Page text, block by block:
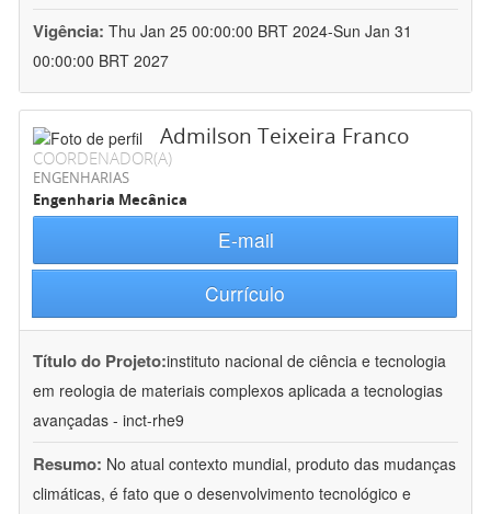
Vigência: Thu Jan 25 00:00:00 BRT 2024-Sun Jan 31
00:00:00 BRT 2027
Admilson Teixeira Franco
COORDENADOR(A)
ENGENHARIAS
Engenharia Mecânica
E-mail
Currículo
Título do Projeto:instituto nacional de ciência e tecnologia
em reologia de materiais complexos aplicada a tecnologias
avançadas - inct-rhe9
Resumo: No atual contexto mundial, produto das mudanças
climáticas, é fato que o desenvolvimento tecnológico e